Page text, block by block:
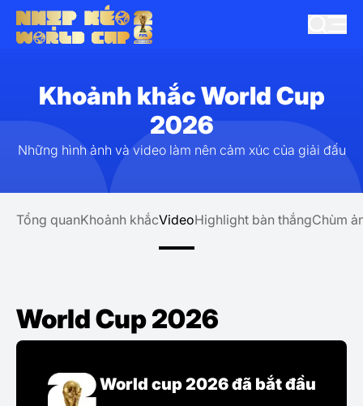
Khoảnh khắc World Cup
2026
Những hình ảnh và video làm nên cảm xúc của giải đấu
Tổng quanKhoảnh khắcVideoHighlight bàn thắngChùm
World Cup 2026
World cup 2026 đã bắt đầu